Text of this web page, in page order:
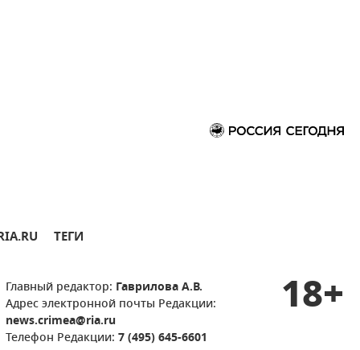
ТЕГИ
Главный редактор: Гаврилова А.В.
Адрес электронной почты Редакции:
news.crimea@ria.ru
Телефон Редакции: 7 (495) 645-6601
18+